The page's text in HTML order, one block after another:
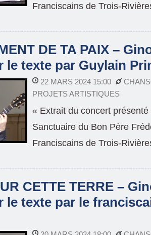
Franciscains de Trois-
DE TA PAIX –
le texte par Guylain
22 MARS 2024 15:00
PROJETS ARTISTIQUES
« Extrait du concert
Sanctuaire du Bon Père
Franciscains de Trois-
CETTE TERRE –
le texte par le